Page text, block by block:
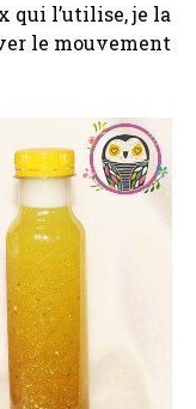
qui l’utilise, je la
le mouvement